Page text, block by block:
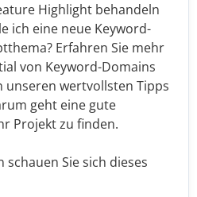
Highlight behandeln
ich eine neue Keyword-
Erfahren Sie mehr
von Keyword-Domains
unseren wertvollsten Tipps
geht eine gute
Projekt zu finden.
schauen Sie sich dieses